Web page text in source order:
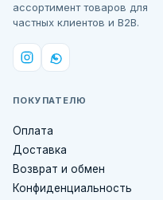
ассортимент товаров для
частных клиентов и B2B.
ПОКУПАТЕЛЮ
Оплата
Доставка
Возврат и обмен
Конфиденциальность